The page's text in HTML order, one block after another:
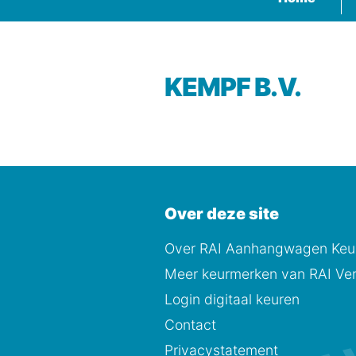
KEMPF B.V.
Over deze site
Over RAI Aanhangwagen
Meer keurmerken van RAI
Login digitaal keuren
Contact
Privacystatement